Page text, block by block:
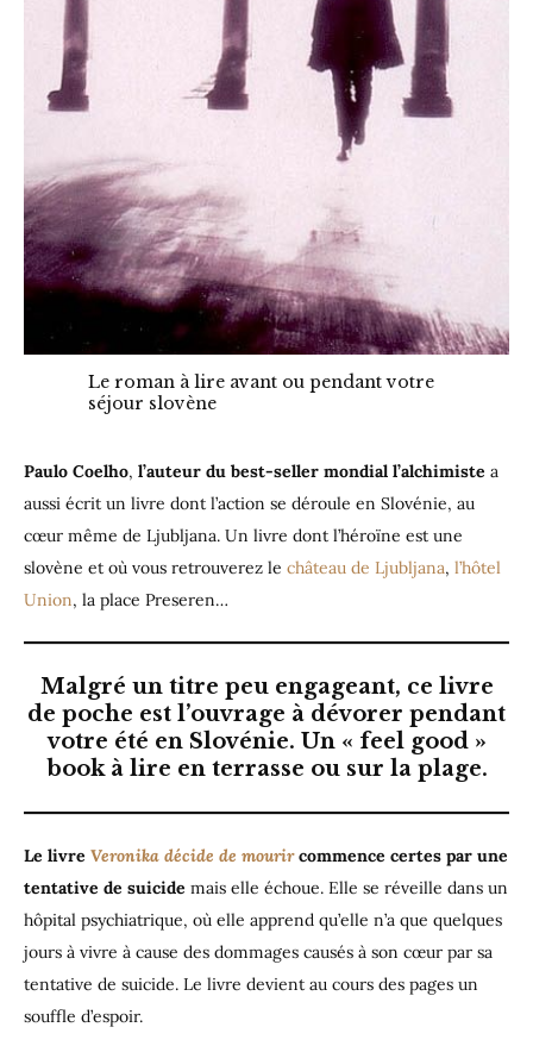
Le roman à lire avant ou pendant votre
séjour slovène
Paulo Coelho, l’auteur du best-seller mondial l’alchimiste a
aussi écrit un livre dont l’action se déroule en Slovénie, au
cœur même de Ljubljana. Un livre dont l’héroïne est une
slovène et où vous retrouverez le château de Ljubljana, l’hôtel
Union, la place Preseren…
Malgré un titre peu engageant, ce livre
de poche est l’ouvrage à dévorer pendant
votre été en Slovénie. Un « feel good »
book à lire en terrasse ou sur la plage.
Le livre Veronika décide de mourir commence certes par une
tentative de suicide mais elle échoue. Elle se réveille dans un
hôpital psychiatrique, où elle apprend qu’elle n’a que quelques
jours à vivre à cause des dommages causés à son cœur par sa
tentative de suicide. Le livre devient au cours des pages un
souffle d’espoir.